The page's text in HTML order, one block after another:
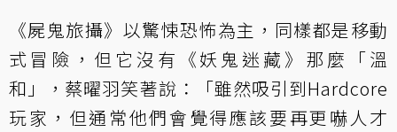
《屍鬼旅攝》以驚悚恐怖為主，同樣都是移動
式冒險，但它沒有《妖鬼迷藏》那麼「溫
和」，蔡曜羽笑著說：「雖然吸引到Hardcore
玩家，但通常他們會覺得應該要再更嚇人才